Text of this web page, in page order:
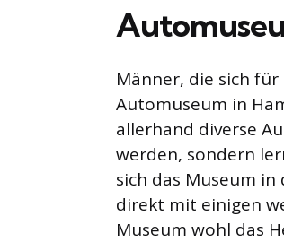
Männer, die sich
Automuseum in
allerhand diverse
werden, sondern
sich das Museum
direkt mit einigen
Museum wohl das